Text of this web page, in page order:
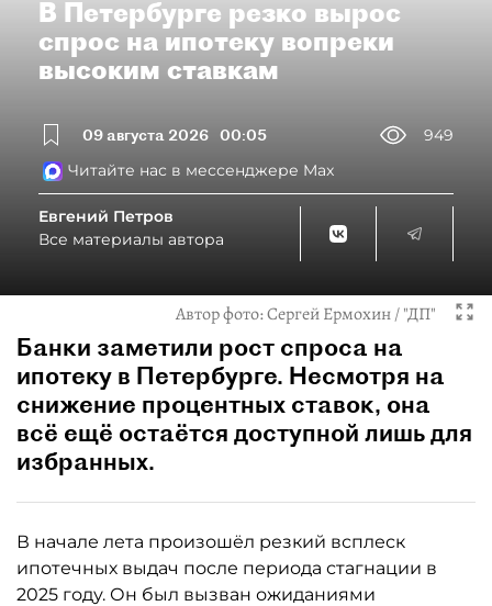
В Петербурге резко вырос
спрос на ипотеку вопреки
высоким ставкам
09 августа 2026 00:05
949
Читайте нас в мессенджере Max
Евгений Петров
Все материалы автора
Автор фото:Сергей Ермохин / "ДП"
Банки заметили рост спроса на
ипотеку в Петербурге. Несмотря на
снижение процентных ставок, она
всё ещё остаётся доступной лишь для
избранных.
В начале лета произошёл резкий всплеск
ипотечных выдач после периода стагнации в
2025 году. Он был вызван ожиданиями